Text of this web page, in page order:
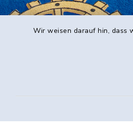
Wir weisen darauf hin, dass